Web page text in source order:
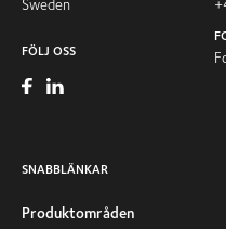
Sweden
FÖLJ OSS
SNABBLÄNKAR
Produktområden